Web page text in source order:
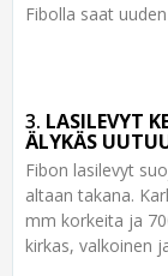
Fibolla saat
3. LASILEVYT
ÄLYKÄS
Fibon lasilevyt
altaan takana.
mm korkeita ja
kirkas, valkoinen